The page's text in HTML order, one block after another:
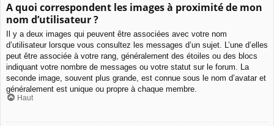
A quoi correspondent les images à proximité de mon
nom d’utilisateur ?
Il y a deux images qui peuvent être associées avec votre nom
d’utilisateur lorsque vous consultez les messages d’un sujet. L’une d’elles
peut être associée à votre rang, généralement des étoiles ou des blocs
indiquant votre nombre de messages ou votre statut sur le forum. La
seconde image, souvent plus grande, est connue sous le nom d’avatar et
généralement est unique ou propre à chaque membre.
Haut